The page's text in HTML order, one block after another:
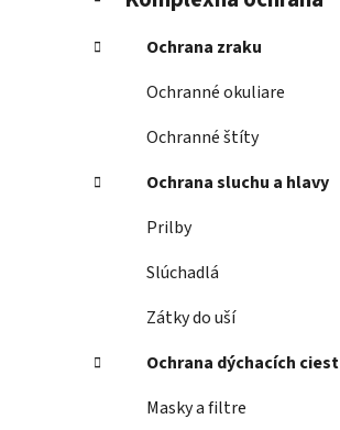
Ochrana zraku
Ochranné okuliare
Ochranné štíty
Ochrana sluchu a hlavy
Prilby
Slúchadlá
Zátky do uší
Ochrana dýchacích ciest
Masky a filtre